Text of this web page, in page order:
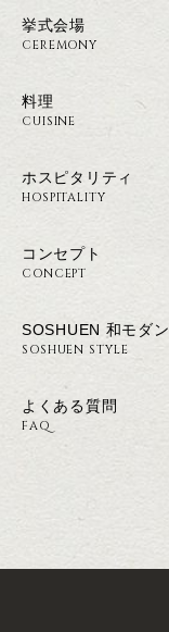
挙式会場
CEREMONY
料理
CUISINE
ホスピタリティ
HOSPITALITY
コンセプト
CONCEPT
SOSHUEN 和モダン
SOSHUEN STYLE
よくある質問
FAQ